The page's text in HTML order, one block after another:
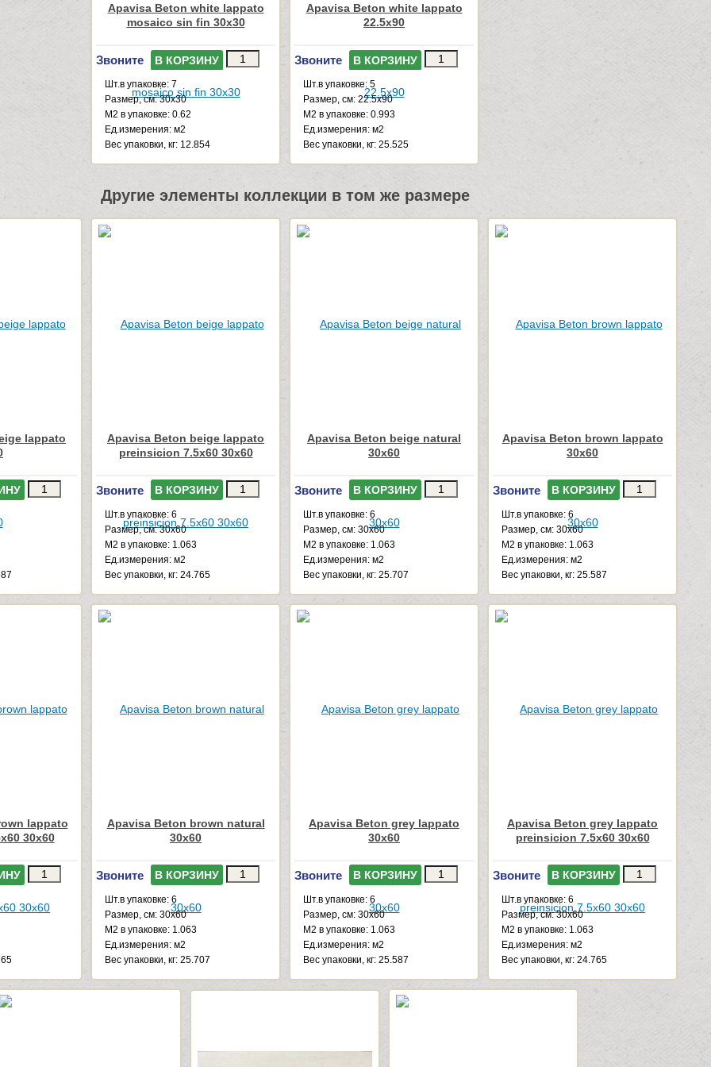
Apavisa Beton white lappato
mosaico sin fin 30x30
Звоните В КОРЗИНУ
Шт.в упаковке: 7
Размер, см: 30x30
М2 в упаковке: 0.62
Ед.измерения: м2
Веc упаковки, кг: 12.854
Apavisa Beton white lappato
22.5x90
Звоните В КОРЗИНУ
Шт.в упаковке: 5
Размер, см: 22.5x90
М2 в упаковке: 0.993
Ед.измерения: м2
Веc упаковки, кг: 25.525
Другие элементы коллекции в том же размере
lappato
Apavisa Beton beige lappato
preinsicion 7.5x60 30x60
Звоните В КОРЗИНУ
Шт.в упаковке: 6
Размер, см: 30x60
М2 в упаковке: 1.063
Ед.измерения: м2
Веc упаковки, кг: 24.765
Apavisa Beton beige natural
30x60
Звоните В КОРЗИНУ
Шт.в упаковке: 6
Размер, см: 30x60
М2 в упаковке: 1.063
Ед.измерения: м2
Веc упаковки, кг: 25.707
Apavisa Beton brown lappato
30x60
Звоните В КОРЗИНУ
Шт.в упаковке: 6
Размер, см: 30x60
М2 в упаковке: 1.063
Ед.измерения: м2
Веc упаковки, кг: 25.587
lappato
30x60
Apavisa Beton brown natural
30x60
Звоните В КОРЗИНУ
Шт.в упаковке: 6
Размер, см: 30x60
М2 в упаковке: 1.063
Ед.измерения: м2
Веc упаковки, кг: 25.707
Apavisa Beton grey lappato
30x60
Звоните В КОРЗИНУ
Шт.в упаковке: 6
Размер, см: 30x60
М2 в упаковке: 1.063
Ед.измерения: м2
Веc упаковки, кг: 25.587
Apavisa Beton grey lappato
preinsicion 7.5x60 30x60
Звоните В КОРЗИНУ
Шт.в упаковке: 6
Размер, см: 30x60
М2 в упаковке: 1.063
Ед.измерения: м2
Веc упаковки, кг: 24.765